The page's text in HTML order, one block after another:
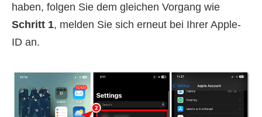
haben, folgen Sie dem gleichen Vorgang wie
Schritt 1, melden Sie sich erneut bei Ihrer Apple-
ID an.